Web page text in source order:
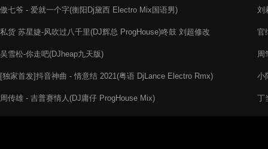
傲七爷 - 爱就一个字(衡阳Dj黛西 Electro Mix国语男)
私货 苏星婕-风吹过八千里(DJ辉总 ProgHouse)咚鼓 刘超修改
吴雪松-你走吧(DJheap九天版)
[独家首发]抖音神曲 - 情意结 2021(粤语 DjLance Electro Rmx)
周传雄 - 吉普赛情人(DJ庸仔 ProgHouse Mix)
刘
官
周
小
丁